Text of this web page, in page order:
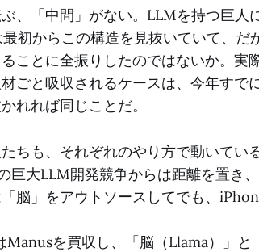
、「中間」がない。LLMを持つ巨人
初からこの構造を見抜いていて、だ
ことに全振りしたのではないか。実
ごと吸収されるケースは、今年すで
れれば同じことだ。
ちも、それぞれのやり方で動いている
巨大LLM開発競争からは距離を置き
脳」をアウトソースしてでも、
Manusを買収し、「脳（Llama）」と